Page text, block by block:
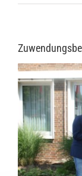
Zeige
grösseres
Bild